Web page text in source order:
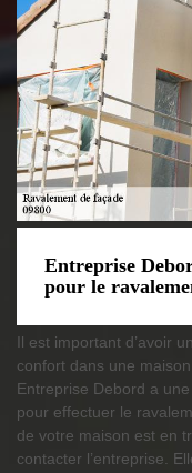
Entreprise
pour le
Il est important d’avoir
confort dans une
Entreprise Debord a
pour effectuer le
de votre maison est en
contacter l’entreprise.